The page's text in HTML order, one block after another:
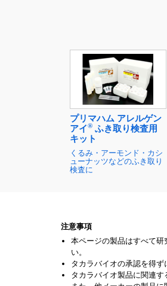
プリマハム アレルゲン
アイ® ふき取り検査用
キット
くるみ・アーモンド・カシ
ューナッツなどのふき取り
検査に
注意事項
本ページの製品はすべて
い。
タカラバイオの承認を得
タカラバイオ製品に関連す